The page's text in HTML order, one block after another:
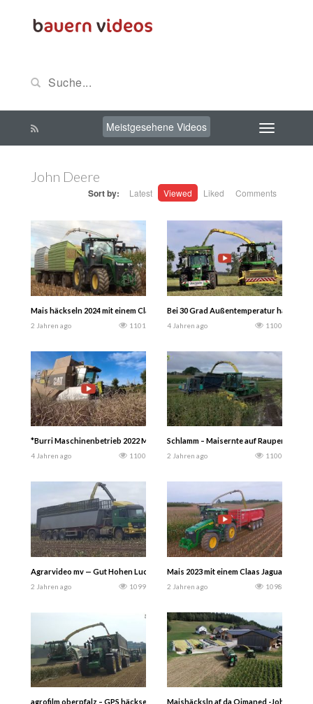
Meistgesehene Videos
John Deere
Sort by: Latest Viewed Liked Comments
Mais häckseln 2024 mit einem Claas Jaguar 970 , 6 Gespanne, Corn Harvest,
2 Jahren ago 1101
Bei 30 Grad Außentemperatur haben
4 Jahren ago 1100
*Burri Maschinenbetrieb 2022 Mähdrescher Cat Lexion 465 und Case CT
4 Jahren ago 1100
Schlamm – Maisernte auf Raupen mit
2 Jahren ago 1100
Agrarvideo mv — Gut Hohen Luckow Mais häckseln 2024 – .MB Actros-XL mit
2 Jahren ago 1099
Mais 2023 mit einem Claas Jaguar 990
2 Jahren ago 1098
agrofilm oberpfalz – GPS häckseln mit John Deere 9700i und Capello
Maishäcksln af da Oimaned -John